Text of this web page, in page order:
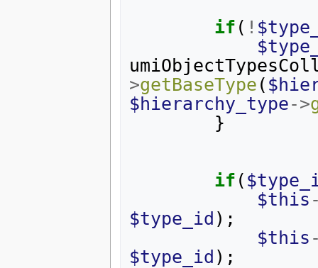
if ( !
>getBaseType (
$hierarchy_type->
}
if (
$this
$type_id );
$this
$type_id );